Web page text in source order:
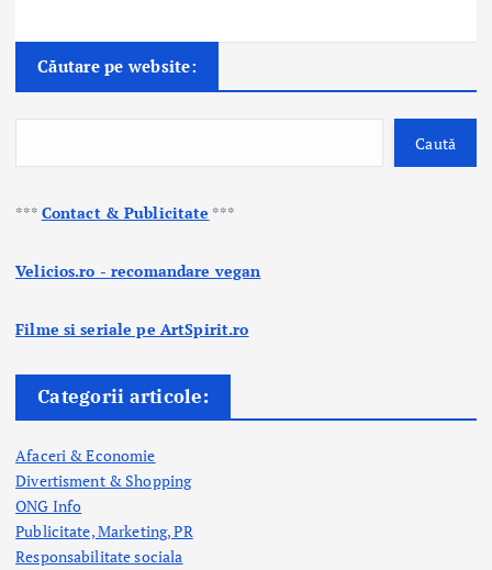
Căutare pe website:
Caută
*** Contact & Publicitate ***
Velicios.ro - recomandare vegan
Filme si seriale pe ArtSpirit.ro
Categorii articole:
Afaceri & Economie
Divertisment & Shopping
ONG Info
Publicitate, Marketing, PR
Responsabilitate sociala